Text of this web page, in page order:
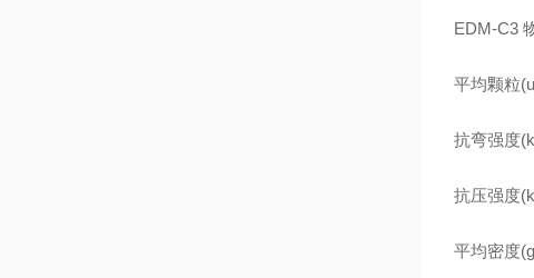
EDM-C3
平均颗粒
抗弯强度
抗压强度
平均密度